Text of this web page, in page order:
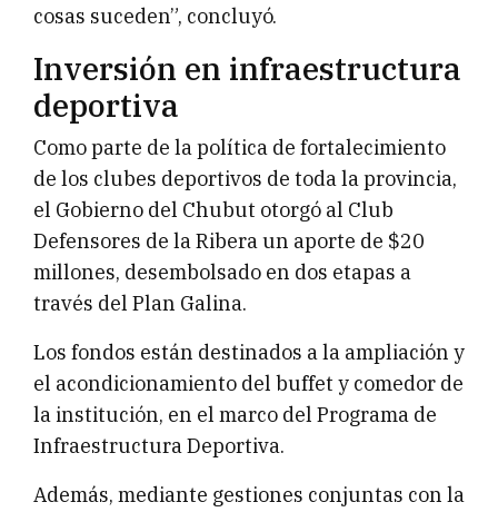
cosas suceden”, concluyó.
Inversión en infraestructura
deportiva
Como parte de la política de fortalecimiento
de los clubes deportivos de toda la provincia,
el Gobierno del Chubut otorgó al Club
Defensores de la Ribera un aporte de $20
millones, desembolsado en dos etapas a
través del Plan Galina.
Los fondos están destinados a la ampliación y
el acondicionamiento del buffet y comedor de
la institución, en el marco del Programa de
Infraestructura Deportiva.
Además, mediante gestiones conjuntas con la